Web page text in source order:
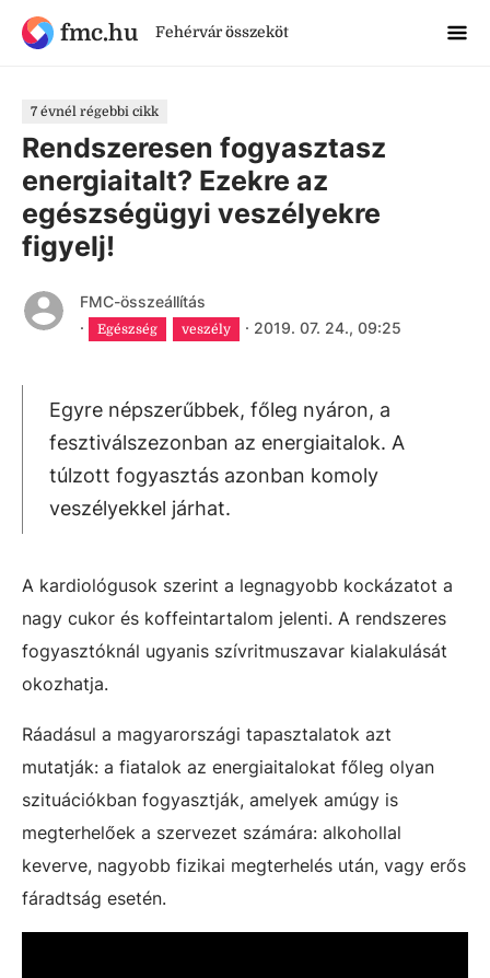
fmc.hu Fehérvár összeköt
7 évnél régebbi cikk
Rendszeresen fogyasztasz
energiaitalt? Ezekre az
egészségügyi veszélyekre
figyelj!
FMC-összeállítás
·
Egészség veszély · 2019. 07. 24., 09:25
Egyre népszerűbbek, főleg nyáron, a
fesztiválszezonban az energiaitalok. A
túlzott fogyasztás azonban komoly
veszélyekkel járhat.
A kardiológusok szerint a legnagyobb kockázatot a
nagy cukor és koffeintartalom jelenti. A rendszeres
fogyasztóknál ugyanis szívritmuszavar kialakulását
okozhatja.
Ráadásul a magyarországi tapasztalatok azt
mutatják: a fiatalok az energiaitalokat főleg olyan
szituációkban fogyasztják, amelyek amúgy is
megterhelőek a szervezet számára: alkohollal
keverve, nagyobb fizikai megterhelés után, vagy erős
fáradtság esetén.